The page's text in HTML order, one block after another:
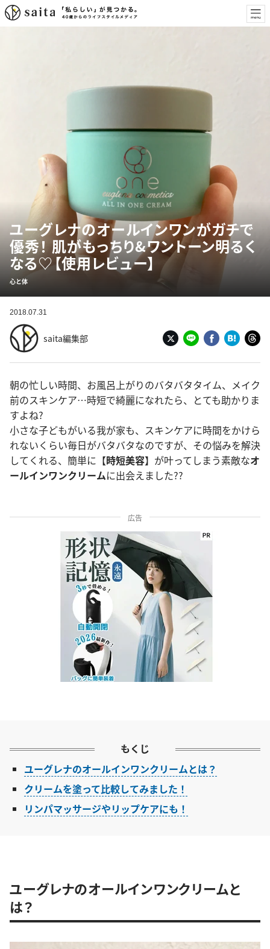
ユーグレナのオールインワンがガチで
優秀！ 肌がもっちり&ワントーン明るく
なる♡【使用レビュー】
心と体
2018.07.31
saita編集部
朝の忙しい時間、お風呂上がりのバタバタタイム、メイク
前のスキンケア…時短で綺麗になれたら、とても助かりま
すよね?
小さな子どもがいる我が家も、スキンケアに時間をかけら
れないくらい毎日がバタバタなのですが、その悩みを解決
してくれる、簡単に【時短美容】が叶ってしまう素敵なオ
ールインワンクリームに出会えました??
広告
もくじ
ユーグレナのオールインワンクリームとは？
クリームを塗って比較してみました！
リンパマッサージやリップケアにも！
ユーグレナのオールインワンクリームと
は？